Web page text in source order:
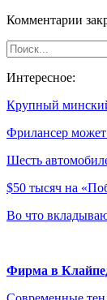
Комментарии
Интересное:
Крупный
Фрилансер
Шесть
$50 тысяч на
Во что
Фирма в